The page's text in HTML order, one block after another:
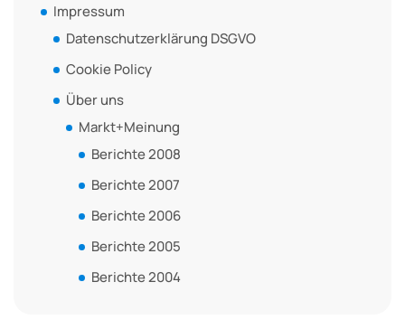
Impressum
Datenschutzerklärung DSGVO
Cookie Policy
Über uns
Markt+Meinung
Berichte 2008
Berichte 2007
Berichte 2006
Berichte 2005
Berichte 2004